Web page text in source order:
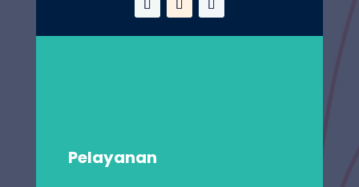
Pelayanan